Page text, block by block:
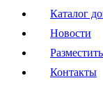
Каталог
Новости
Контакты